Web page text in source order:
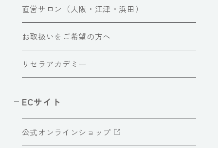
直営サロン（大阪・江津・浜田）
お取扱いをご希望の方へ
リセラアカデミー
ECサイト
公式オンラインショップ